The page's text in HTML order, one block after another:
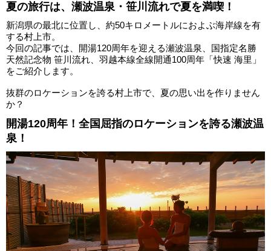
夏の旅行は、瀬波温泉・笹川流れで夏を満喫！
新潟県の最北に位置し、約50キロメートルにおよぶ海岸線を有
する村上市。
今回の記事では、開湯120周年を迎える瀬波温泉、国指定名勝
天然記念物 笹川流れ、羽越本線全線開通100周年「快速 海里」
をご紹介します。
抜群のロケーションを誇る村上市で、夏の思い出を作りません
か？
開湯120周年！全国屈指のロケーションを誇る瀬波温
泉！